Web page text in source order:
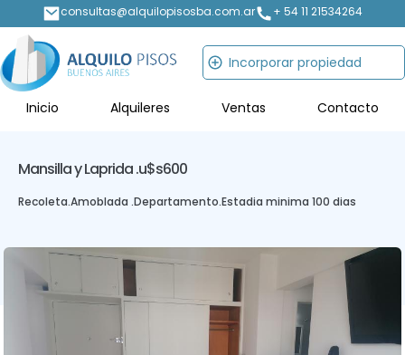
consultas@alquilopisosba.com.ar + 54 11 21534264
Incorporar propiedad
Inicio Alquileres Ventas Contacto
Mansilla y Laprida .u$s600
Recoleta.Amoblada .Departamento.Estadia minima 100 dias